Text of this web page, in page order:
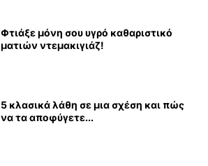
Φτιάξε μόνη σου υγρό καθαριστικό
ματιών ντεμακιγιάζ!
5 κλασικά λάθη σε μια σχέση και πώς
να τα αποφύγετε...